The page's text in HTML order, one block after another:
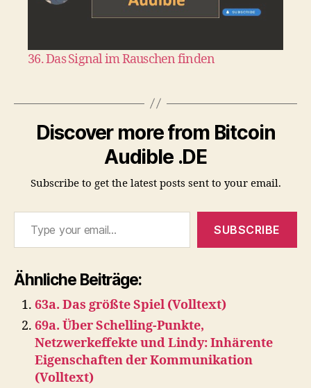
36. Das Signal im Rauschen finden
Discover more from Bitcoin
Audible .DE
Subscribe to get the latest posts sent to your email.
Type your email…
SUBSCRIBE
Ähnliche Beiträge:
63a. Das größte Spiel (Volltext)
69a. Über Schelling-Punkte,
Netzwerkeffekte und Lindy: Inhärente
Eigenschaften der Kommunikation
(Volltext)